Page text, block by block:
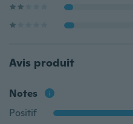
Avis produit
Notes
Positif